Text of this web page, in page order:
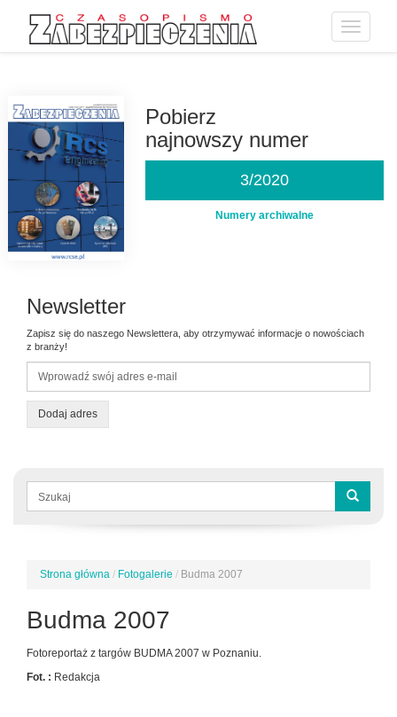
Toggle
Pobierz
najnowszy numer
3/2020
Numery archiwalne
Newsletter
Zapisz się do naszego Newslettera, aby otrzymywać informacje o nowościach
z branży!
Dodaj adres
Formularz
wyszukiwania
Jesteś
Strona główna / Fotogalerie / Budma 2007
Budma 2007
Fotoreportaż z targów BUDMA 2007 w Poznaniu.
Fot. : Redakcja